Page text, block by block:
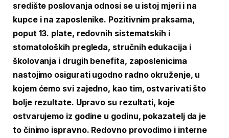
središte poslovanja odnosi se u istoj mjeri i na
kupce i na zaposlenike. Pozitivnim praksama,
poput 13. plate, redovnih sistematskih i
stomatoloških pregleda, stručnih edukacija i
školovanja i drugih benefita, zaposlenicima
nastojimo osigurati ugodno radno okruženje, u
kojem ćemo svi zajedno, kao tim, ostvarivati što
bolje rezultate. Upravo su rezultati, koje
ostvarujemo iz godine u godinu, pokazatelj da je
to činimo ispravno. Redovno provodimo i interne